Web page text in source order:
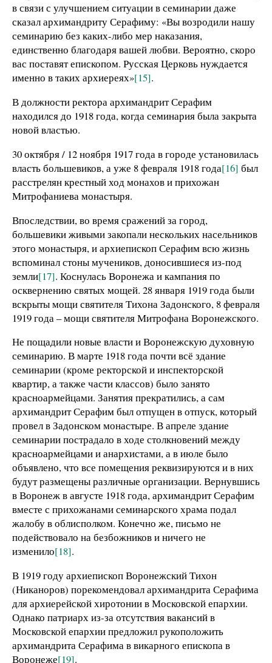
в связи с улучшением ситуации в семинарии даже
сказал архимандриту Серафиму: «Вы возродили нашу
семинарию без каких-либо мер наказания,
единственно благодаря вашей любви. Вероятно, скоро
вас поставят епископом. Русская Церковь нуждается
именно в таких архиереях»[15].
В должности ректора архимандрит Серафим
находился до 1918 года, когда семинария была закрыта
новой властью.
30 октября / 12 ноября 1917 года в городе установилась
власть большевиков, а уже 8 февраля 1918 года[16] был
расстрелян крестный ход монахов и прихожан
Митрофаниева монастыря.
Впоследствии, во время сражений за город,
большевики живыми закопали нескольких насельников
этого монастыря, и архиепископ Серафим всю жизнь
вспоминал стоны мучеников, доносившиеся из-под
земли[17]. Коснулась Воронежа и кампания по
осквернению святых мощей. 28 января 1919 года были
вскрыты мощи святителя Тихона Задонского, 8 февраля
1919 года – мощи святителя Митрофана Воронежского.
Не пощадили новые власти и Воронежскую духовную
семинарию. В марте 1918 года почти всё здание
семинарии (кроме ректорской и инспекторской
квартир, а также части классов) было занято
красноармейцами. Занятия прекратились, а сам
архимандрит Серафим был отпущен в отпуск, который
провел в Задонском монастыре. В апреле здание
семинарии пострадало в ходе столкновений между
красноармейцами и анархистами, а в июле было
объявлено, что все помещения реквизируются и в них
будут размещены различные организации. Вернувшись
в Воронеж в августе 1918 года, архимандрит Серафим
вместе с прихожанами семинарского храма подал
жалобу в облисполком. Конечно же, письмо не
подействовало на безбожников и ничего не
изменило[18].
В 1919 году архиепископ Воронежский Тихон
(Никаноров) порекомендовал архимандрита Серафима
для архиерейской хиротонии в Московской епархии.
Однако патриарх из-за отсутствия вакансий в
Московской епархии предложил рукоположить
архимандрита Серафима в викарного епископа в
Воронеже[19].